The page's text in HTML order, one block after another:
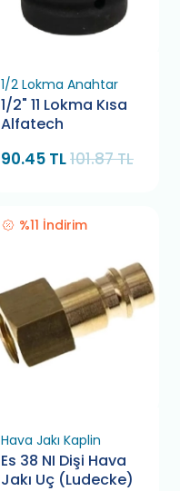
1/2 Lokma Anahtar
1/2" 11 Lokma Kısa
Alfatech
90.45 TL101.87 TL
%11 İndirim
Hava Jakı Kaplin
Es 38 NI Dişi Hava
Jakı Uç (Ludecke)